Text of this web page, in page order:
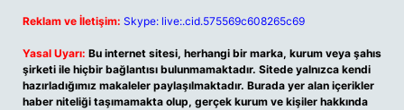
Reklam ve İletişim: Skype: live:.cid.575569c608265c69
Yasal Uyarı: Bu internet sitesi, herhangi bir marka, kurum veya şahıs
şirketi ile hiçbir bağlantısı bulunmamaktadır. Sitede yalnızca kendi
hazırladığımız makaleler paylaşılmaktadır. Burada yer alan içerikler
haber niteliği taşımamakta olup, gerçek kurum ve kişiler hakkında